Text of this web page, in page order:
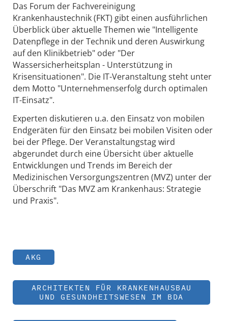
Das Forum der Fachvereinigung
Krankenhaustechnik (FKT) gibt einen ausführlichen
Überblick über aktuelle Themen wie "Intelligente
Datenpflege in der Technik und deren Auswirkung
auf den Klinikbetrieb" oder "Der
Wassersicherheitsplan - Unterstützung in
Krisensituationen". Die IT-Veranstaltung steht unter
dem Motto "Unternehmenserfolg durch optimalen
IT-Einsatz".
Experten diskutieren u.a. den Einsatz von mobilen
Endgeräten für den Einsatz bei mobilen Visiten oder
bei der Pflege. Der Veranstaltungstag wird
abgerundet durch eine Übersicht über aktuelle
Entwicklungen und Trends im Bereich der
Medizinischen Versorgungszentren (MVZ) unter der
Überschrift "Das MVZ am Krankenhaus: Strategie
und Praxis".
AKG
ARCHITEKTEN FÜR KRANKENHAUSBAU
UND GESUNDHEITSWESEN IM BDA